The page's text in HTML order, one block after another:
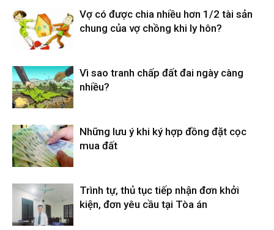
Vợ có được chia nhiều hơn 1/2 tài sản
chung của vợ chồng khi ly hôn?
Vì sao tranh chấp đất đai ngày càng
nhiều?
Những lưu ý khi ký hợp đồng đặt cọc
mua đất
Trình tự, thủ tục tiếp nhận đơn khởi
kiện, đơn yêu cầu tại Tòa án